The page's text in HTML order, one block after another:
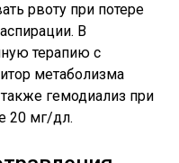
рвоту при потере
В
терапию с
метаболизма
гемодиализ при
20 мг/дл.